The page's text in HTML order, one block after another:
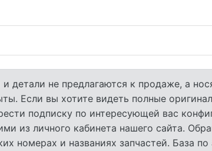
детали не предлагаются к продаже, а
Если вы хотите видеть полные
подписку по интересующей вас
из личного кабинета нашего сайта.
номерах и названиях запчастей. База